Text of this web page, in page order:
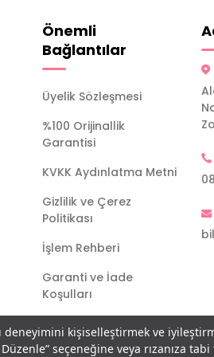
deneyimini kişiselleştirmek ve
seçeneğine veya rızanıza
Önemli
Bağlantılar
Üyelik Sözleşmesi
%100 Orijinallik
Garantisi
KVKK Aydınlatma Metni
Gizlilik ve Çerez
Politikası
İşlem Rehberi
Garanti ve İade
Koşulları